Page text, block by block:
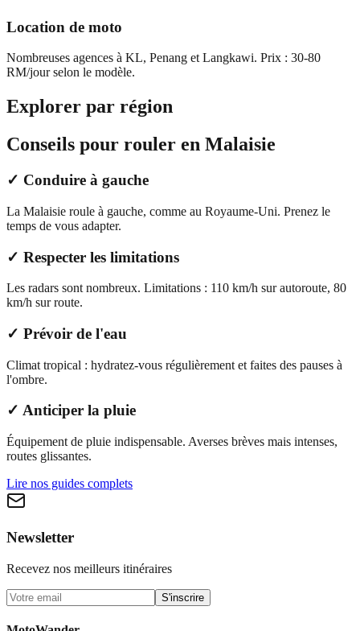
Location de moto
Nombreuses agences à KL, Penang et Langkawi. Prix : 30-80
RM/jour selon le modèle.
Explorer par région
Conseils pour rouler en Malaisie
✓ Conduire à gauche
La Malaisie roule à gauche, comme au Royaume-Uni. Prenez le
temps de vous adapter.
✓ Respecter les limitations
Les radars sont nombreux. Limitations : 110 km/h sur autoroute, 80
km/h sur route.
✓ Prévoir de l'eau
Climat tropical : hydratez-vous régulièrement et faites des pauses à
l'ombre.
✓ Anticiper la pluie
Équipement de pluie indispensable. Averses brèves mais intenses,
routes glissantes.
Lire nos guides complets
Newsletter
Recevez nos meilleurs itinéraires
S'inscrire